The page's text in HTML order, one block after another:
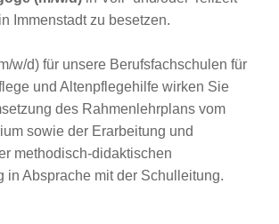
Immenstadt zu besetzen.
w/d) für unsere Berufsfachschulen für
und Altenpflegehilfe wirken Sie
des Rahmenlehrplans vom
sowie der Erarbeitung und
methodisch-didaktischen
in Absprache mit der Schulleitung.